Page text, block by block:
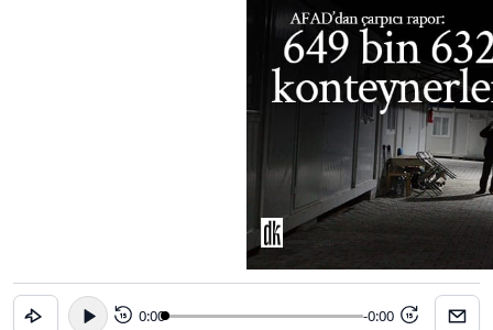
15 0:00 -0:00 15